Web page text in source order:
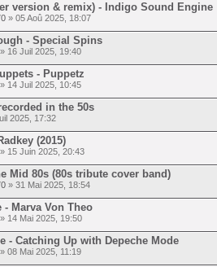
version & remix) - Indigo Sound Engine
» 05 Aoû 2025, 18:07
- Special Spins
» 16 Juil 2025, 19:40
- Puppetz
» 14 Juil 2025, 10:45
in the 50s
2025, 17:32
(2015)
» 15 Juin 2025, 20:43
Mid 80s (80s tribute cover band)
» 31 Mai 2025, 18:54
- Marva Von Theo
» 14 Mai 2025, 19:50
- Catching Up with Depeche Mode
» 08 Mai 2025, 11:19